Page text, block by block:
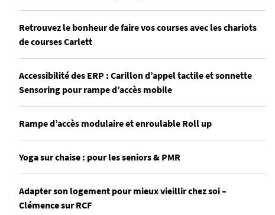
Retrouvez le bonheur de faire vos courses avec les chariots
de courses Carlett
Accessibilité des ERP : Carillon d’appel tactile et sonnette
Sensoring pour rampe d’accès mobile
Rampe d’accès modulaire et enroulable Roll up
Yoga sur chaise : pour les seniors & PMR
Adapter son logement pour mieux vieillir chez soi –
Clémence sur RCF